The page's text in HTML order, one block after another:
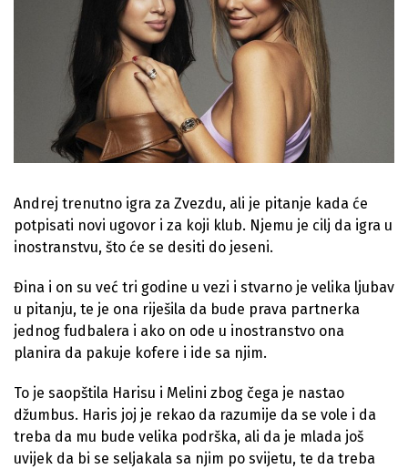
Andrej trenutno igra za Zvezdu, ali je pitanje kada će
potpisati novi ugovor i za koji klub. Njemu je cilj da igra u
inostranstvu, što će se desiti do jeseni.
Đina i on su već tri godine u vezi i stvarno je velika ljubav
u pitanju, te je ona riješila da bude prava partnerka
jednog fudbalera i ako on ode u inostranstvo ona
planira da pakuje kofere i ide sa njim.
To je saopštila Harisu i Melini zbog čega je nastao
džumbus. Haris joj je rekao da razumije da se vole i da
treba da mu bude velika podrška, ali da je mlada još
uvijek da bi se seljakala sa njim po svijetu, te da treba